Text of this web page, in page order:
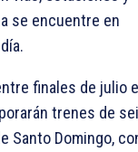
se encuentre en
finales de julio e
trenes de
Santo Domingo,